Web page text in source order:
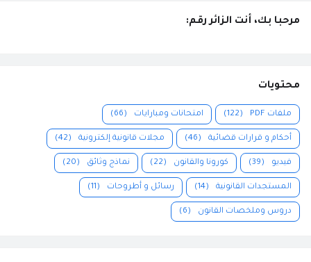
مرحبا بك، أنت الزائر رقم:
محتويات
ملفات PDF (122) امتحانات ومبارايات (66)
أحكام و قرارات قضائية (46) مجلات قانونية إلكترونية (42)
فيديو (39) كورونا والقانون (22) نماذج وثائق (20)
المستجدات القانونية (14) رسائل و أطروحات (11)
دروس وملخصات القانون (6)